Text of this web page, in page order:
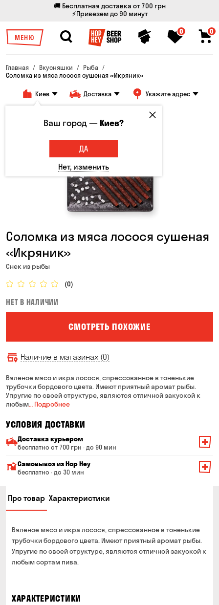
🚚 Бесплатная доставка от 700 грн
⚡Привезем до 90 минут
МЕНЮ
0 0
Главная Вкусняшки
Рыба
Соломка из мяса лосося сушеная «Икряник»
Киев Доставка Укажите адрес
Соломка из мяса лосося сушеная
«Икряник»
Снек из рыбы
(0)
НЕТ В НАЛИЧИИ
СМОТРЕТЬ ПОХОЖИЕ
Наличие в магазинах (0)
Вяленое мясо и икра лосося, спрессованное в тоненькие
трубочки бордового цвета. Имеют приятный аромат рыбы.
Упругие по своей структуре, являются отличной закуской к
любым… Подробнее
УСЛОВИЯ ДОСТАВКИ
Доставка курьером
бесплатно от 700 грн · до 90 мин
Минимальная сумма всего заказа — 200 грн
Стоимость доставки зависит от суммы всего заказа:
От 300 до 399 грн
От 700 грн бесплатно
Срок доставки — до 90 минут
*на время доставки могут влиять воздушные тревоги
банковской картой на сайте
Самовывоз из Hop Hey
бесплатно · до 30 мин
Время сборки заказа — до 30 мин
Можете без очереди забрать из магазина в удобное
Оплата:
наличными в магазине
Про товар Характеристики
Вяленое мясо и икра лосося, спрессованное в тоненькие
трубочки бордового цвета. Имеют приятный аромат рыбы.
Упругие по своей структуре, являются отличной закуской к
любым сортам пива.
ХАРАКТЕРИСТИКИ
Ваш город —Киев?
ДА
Нет, изменить